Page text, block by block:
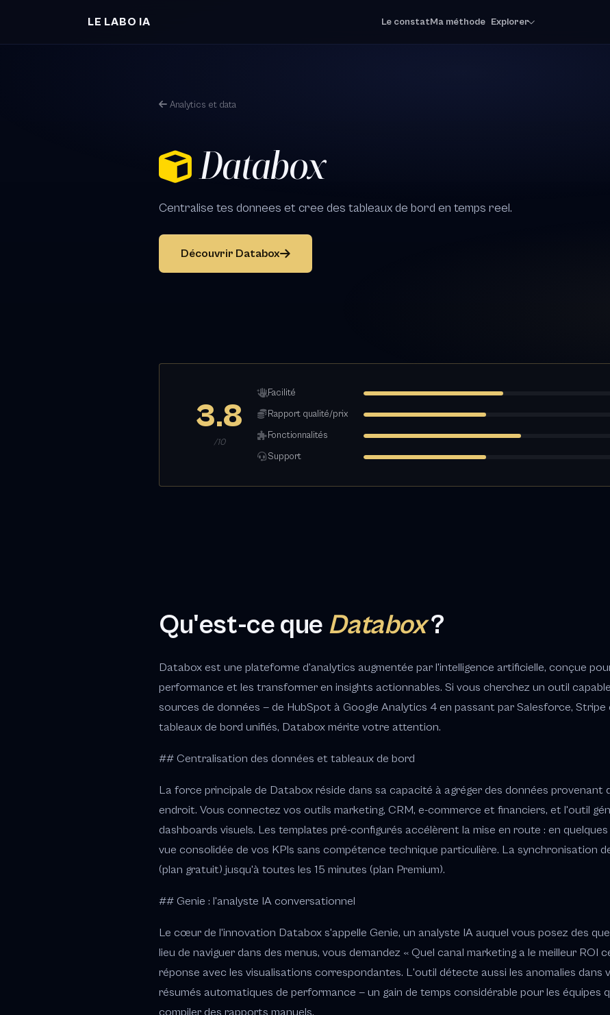
LE LABO IA
Le constatMa méthode Explorer
Analytics et data
Databox
Centralise tes donnees et cree des tableaux de bord en temps reel.
Découvrir Databox
3.8
/10
Facilité
Rapport qualité/prix
Fonctionnalités
Support
Qu'est-ce que Databox?
Databox est une plateforme d'analytics augmentée par l'intelligence artificielle, conçue
performance et les transformer en insights actionnables. Si vous cherchez un outil
sources de données — de HubSpot à Google Analytics 4 en passant par Salesforce, Stripe
tableaux de bord unifiés, Databox mérite votre attention.
## Centralisation des données et tableaux de bord
La force principale de Databox réside dans sa capacité à agréger des données provenant
endroit. Vous connectez vos outils marketing, CRM, e-commerce et financiers, et l'outil
dashboards visuels. Les templates pré-configurés accélèrent la mise en route : en
vue consolidée de vos KPIs sans compétence technique particulière. La synchronisation
(plan gratuit) jusqu'à toutes les 15 minutes (plan Premium).
## Genie : l'analyste IA conversationnel
Le cœur de l'innovation Databox s'appelle Genie, un analyste IA auquel vous posez des
lieu de naviguer dans des menus, vous demandez « Quel canal marketing a le meilleur ROI
réponse avec les visualisations correspondantes. L'outil détecte aussi les anomalies dans
résumés automatiques de performance — un gain de temps considérable pour les équipes
compiler des rapports manuels.